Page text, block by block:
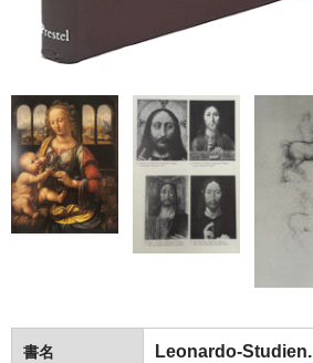
書名 Leonardo-Studien.